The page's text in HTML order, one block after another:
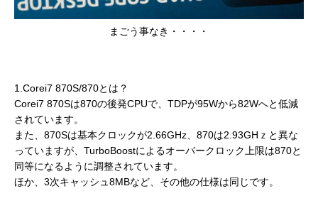
まごう事なき・・・・
1.Corei7 870S/870とは？
Corei7 870Sは870の後発CPUで、TDPが95Wから82Wへと低減
されています。
また、870Sは基本クロックが2.66GHz、870は2.93GHｚと異な
っていますが、TurboBoostによるオーバークロック上限は870と
同等になるように調整されています。
ほか、3次キャッシュ8MBなど、その他の仕様は同じです。